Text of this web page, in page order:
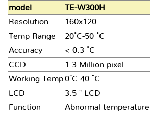
model
TE-W300H
Resolution
160x120
Temp Range
20 ํC-50 ํC
Accuracy
< 0.3 ํC
CCD
1.3 Million pixel
Working Temp0 ํC-40 ํC
LCD
3.5 " LCD
Function
Abnormal